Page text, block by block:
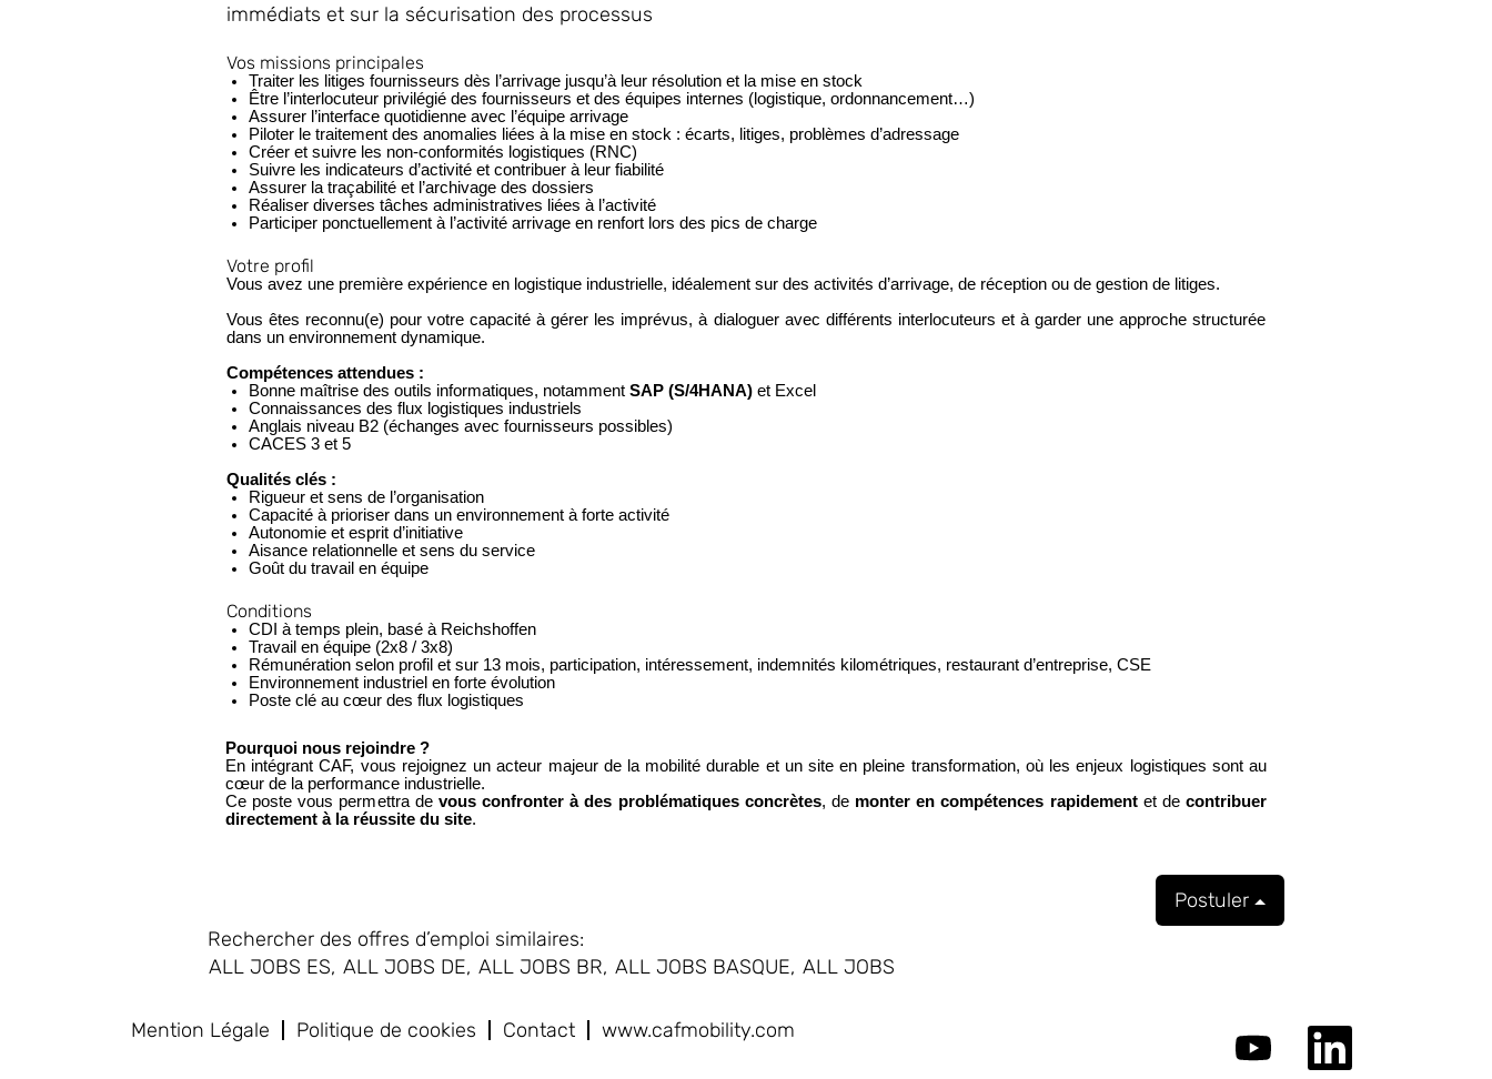
immédiats et sur la sécurisation des processus
Vos missions principales
Traiter les litiges fournisseurs dès l’arrivage jusqu’à leur résolution et la mise en stock
Être l’interlocuteur privilégié des fournisseurs et des équipes internes (logistique, ordonnancement…)
Assurer l’interface quotidienne avec l’équipe arrivage
Piloter le traitement des anomalies liées à la mise en stock : écarts, litiges, problèmes d’adressage
Créer et suivre les non-conformités logistiques (RNC)
Suivre les indicateurs d’activité et contribuer à leur fiabilité
Assurer la traçabilité et l’archivage des dossiers
Réaliser diverses tâches administratives liées à l’activité
Participer ponctuellement à l’activité arrivage en renfort lors des pics de charge
Votre profil
Vous avez une première expérience en logistique industrielle, idéalement sur des activités d’arrivage, de réception ou de gestion de litiges.
Vous êtes reconnu(e) pour votre capacité à gérer les imprévus, à dialoguer avec différents interlocuteurs et à garder une approche structurée
dans un environnement dynamique.
Compétences attendues :
Bonne maîtrise des outils informatiques, notamment SAP (S/4HANA) et Excel
Connaissances des flux logistiques industriels
Anglais niveau B2 (échanges avec fournisseurs possibles)
CACES 3 et 5
Qualités clés :
Rigueur et sens de l’organisation
Capacité à prioriser dans un environnement à forte activité
Autonomie et esprit d’initiative
Aisance relationnelle et sens du service
Goût du travail en équipe
Conditions
CDI à temps plein, basé à Reichshoffen
Travail en équipe (2x8 / 3x8)
Rémunération selon profil et sur 13 mois, participation, intéressement, indemnités kilométriques, restaurant d’entreprise, CSE
Environnement industriel en forte évolution
Poste clé au cœur des flux logistiques
Pourquoi nous rejoindre ?
En intégrant CAF, vous rejoignez un acteur majeur de la mobilité durable et un site en pleine transformation, où les enjeux logistiques sont au
cœur de la performance industrielle.
Ce poste vous permettra de vous confronter à des problématiques concrètes, de monter en compétences rapidementet decontribuer
directement à la réussite du site.
Postuler
Rechercher des offres d’emploi similaires:
ALL JOBS ES, ALL JOBS DE, ALL JOBS BR, ALL JOBS BASQUE, ALL JOBS
Mention Légale Politique de cookies Contact www.cafmobility.com
S
o